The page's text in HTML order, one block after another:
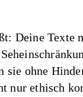
Deine Texte
sie ohne
nur ethisch